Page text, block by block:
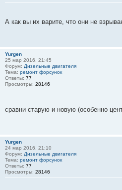
А как вы их варите, что они не
Yurgen
25 мар 2016, 21:45
Форум: Дизельные двигателя
Тема: ремонт форсунок
Ответы: 77
Просмотры: 28146
сравни старую и новую (особенно
Yurgen
24 мар 2016, 21:10
Форум: Дизельные двигателя
Тема: ремонт форсунок
Ответы: 77
Просмотры: 28146